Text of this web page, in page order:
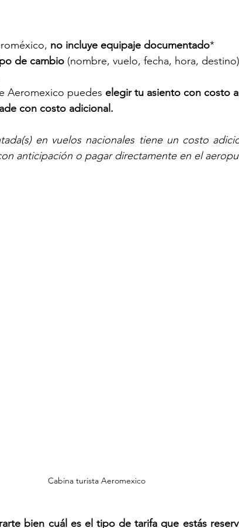
no incluye equipaje documentado*
de cambio (nombre, vuelo, fecha, hora,
Aeromexico puedes elegir tu asiento con costo
con costo adicional.
en vuelos nacionales tiene un costo
anticipación o pagar directamente en el
Cabina turista Aeromexico
bien cuál es el tipo de tarifa que estás